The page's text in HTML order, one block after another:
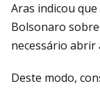
Aras indicou
Bolsonaro
necessário abrir
Deste modo,